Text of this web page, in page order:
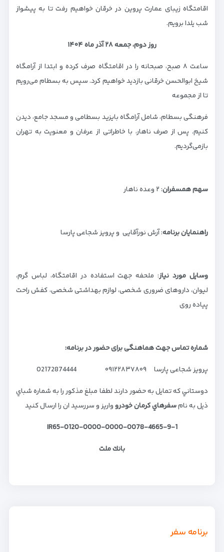
اقامتگاه زیبای عمارت پروین در خرقان خواهیم رفت تا به پیشواز
شب یلدا برویم.
روز دوم، جمعه ۲۸ آذر ماه ۱۴۰۴
ساعت ۸ صبح، صبحانه را در اقامتگاه صرف کرده و ابتدا از آرامگاه
شیخ ابوالحسن خرقانی بازدید خواهیم کرد. سپس به بسطام می‌رویم
تا از مجموعه
فرهنگی بسطام، شامل آرامگاه بایزید بسطامی و مسجد جامع، دیدن
کنیم. پس از صرف ناهار، با خاطراتی از عرفان و معنویت به تهران
بازمی‌گردیم.
سهم همسفران: ۲ وعده ناهار
راهنمایان برنامه: آرش نورآقایی و پرویز شجاعی پارسا
وسایل مورد نیاز: ملحفه جهت استفاده در اقامتگاه، لباس گرم،
لیوان، داروهای ضروری شخصی، لوازم بهداشتی شخصی، کفش راحت
پیاده روی
شماره تماس جهت هماهنگی برای حضور در برنامه:
پرویز شجاعی پارسا ۰۹۱۲۲۸۳۷۸۰۹ 02172874444
دوستاني كه تمايل به حضور دارند لطفا مبلغ مذكور را به شماره شباي
ذيل به نامسفرهاي كرمان خودروواريز و سررسيد ان را ارسال كنيد
IR65-0120-0000-0000-0078-4665-9-1
بانك ملت
برنامه سفر